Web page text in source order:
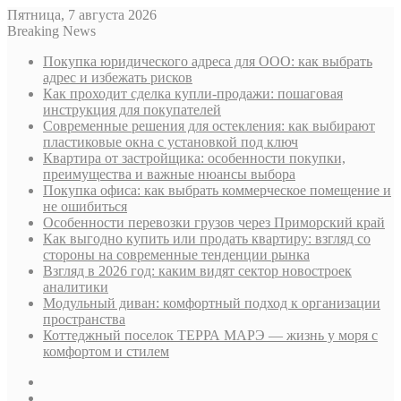
Пятница, 7 августа 2026
Breaking News
Покупка юридического адреса для ООО: как выбрать
адрес и избежать рисков
Как проходит сделка купли-продажи: пошаговая
инструкция для покупателей
Современные решения для остекления: как выбирают
пластиковые окна с установкой под ключ
Квартира от застройщика: особенности покупки,
преимущества и важные нюансы выбора
Покупка офиса: как выбрать коммерческое помещение и
не ошибиться
Особенности перевозки грузов через Приморский край
Как выгодно купить или продать квартиру: взгляд со
стороны на современные тенденции рынка
Взгляд в 2026 год: каким видят сектор новостроек
аналитики
Модульный диван: комфортный подход к организации
пространства
Коттеджный поселок ТЕРРА МАРЭ — жизнь у моря с
комфортом и стилем